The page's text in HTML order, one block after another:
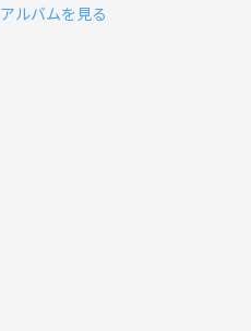
アルバムを見る